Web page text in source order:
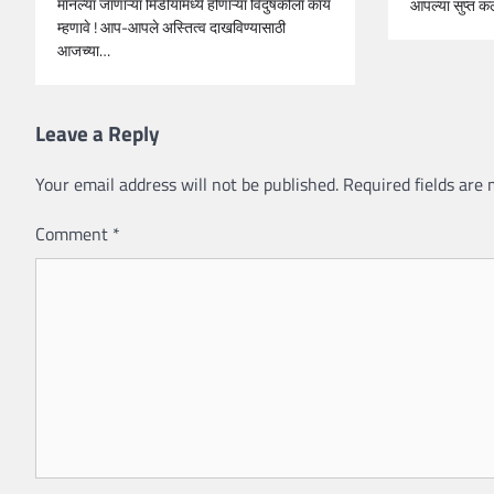
म्हणावे ! आप-आपले अस्तित्व दाखविण्यासाठी
आजच्या…
आपल्या सुप्त
Leave a Reply
Your email address will not be published. Required fields are
Comment *